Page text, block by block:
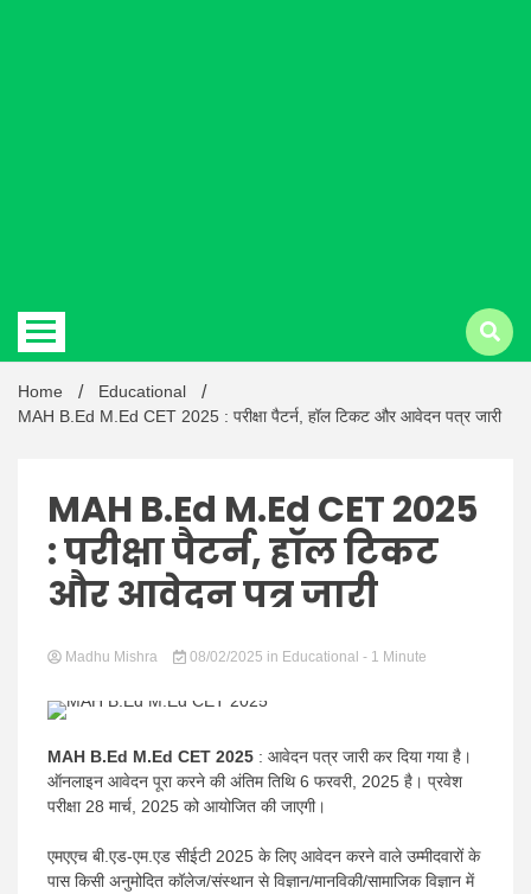
Latest
Hindi
News
Home
Educational
MAH B.Ed M.Ed CET 2025 : परीक्षा पैटर्न, हॉल टिकट और आवेदन पत्र जारी
MAH B.Ed M.Ed CET 2025
: परीक्षा पैटर्न, हॉल टिकट
और आवेदन पत्र जारी
Madhu Mishra 08/02/2025 in Educational - 1 Minute
MAH B.Ed M.Ed CET 2025 : आवेदन पत्र जारी कर दिया गया है।
ऑनलाइन आवेदन पूरा करने की अंतिम तिथि 6 फरवरी, 2025 है। प्रवेश
परीक्षा 28 मार्च, 2025 को आयोजित की जाएगी।
एमएएच बी.एड-एम.एड सीईटी 2025 के लिए आवेदन करने वाले उम्मीदवारों के
पास किसी अनुमोदित कॉलेज/संस्थान से विज्ञान/मानविकी/सामाजिक विज्ञान में